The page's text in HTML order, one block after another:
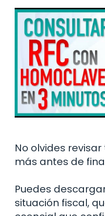
No olvides
más antes de
Puedes
situación fiscal,